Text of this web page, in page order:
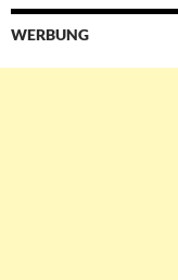
WERBUNG